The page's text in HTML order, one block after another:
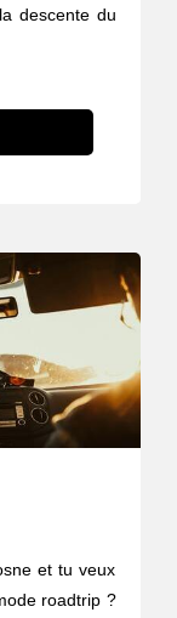
descente du
et tu veux
roadtrip ?